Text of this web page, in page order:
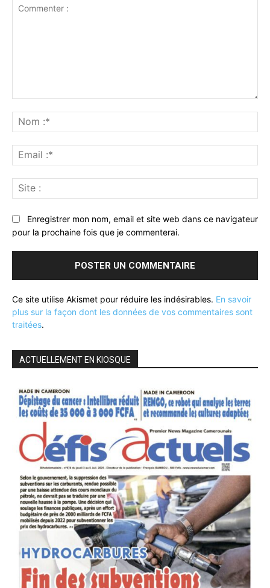
:*
:*
:
Enregistrer mon nom, email et site web dans ce navigateur
pour la prochaine fois que je commenterai.
Ce site utilise Akismet pour réduire les indésirables. En savoir
plus sur la façon dont les données de vos commentaires sont
traitées.
ACTUELLEMENT EN KIOSQUE